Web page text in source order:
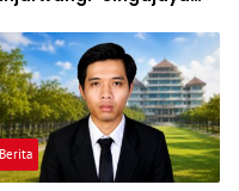
Lelang Agustus
Berita